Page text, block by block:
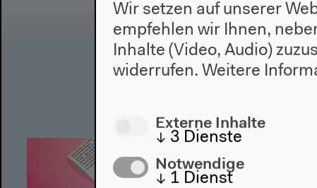
Wir setzen auf unserer
empfehlen wir Ihnen,
Inhalte (Video, Audio)
widerrufen. Weitere
Externe Inhalte
↓ 3 Dienste
Notwendige
↓ 1 Dienst